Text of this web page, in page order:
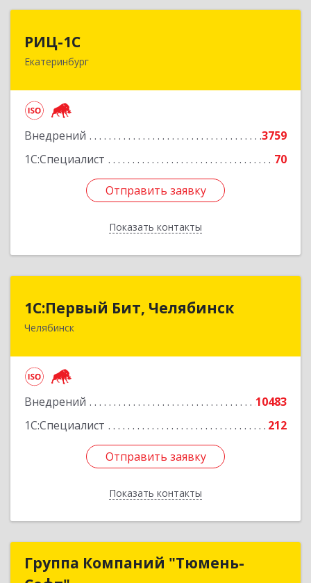
РИЦ-1С
Екатеринбург
Внедрений
3759
1С:Специалист
70
Отправить заявку
Показать контакты
620102, Свердловская обл, Екатеринбург г,
Отправить заявку
Назад
1С:Первый Бит, Челябинск
Челябинск
Внедрений
10483
1С:Специалист
212
Отправить заявку
Показать контакты
1С:Первый Бит, Челябинск
Отправить заявку
Назад
Группа Компаний "Тюмень-
Группа Компаний "Тюмень-